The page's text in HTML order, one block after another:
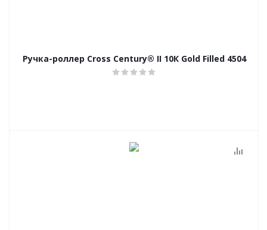
Ручка-роллер Cross Century® II 10К Gold Filled 4504